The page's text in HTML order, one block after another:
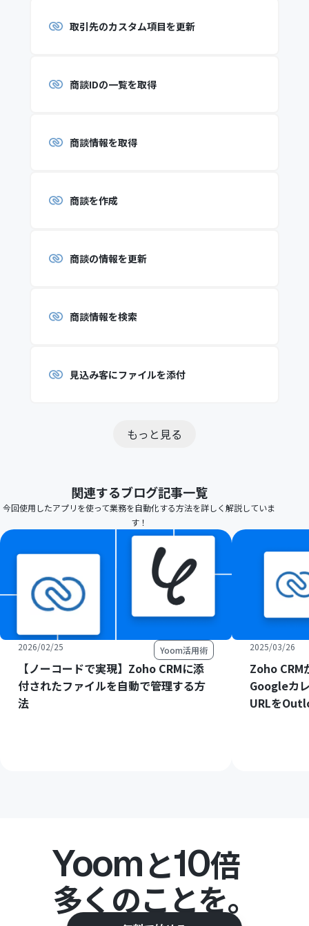
取引先のカスタム項目を更新
商談IDの一覧を取得
商談情報を取得
商談を作成
商談の情報を更新
商談情報を検索
見込み客にファイルを添付
もっと見る
関連するブログ記事一覧
今回使用したアプリを使って業務を自動化する方法を詳しく解説していま
す！
2026/02/25 Yoom活用術
【ノーコードで実現】Zoho CRMに添
付されたファイルを自動で管理する方
法
2025/03/26
Zoho CRM
Googleカ
URLを
Yoomと10倍
多くのことを。